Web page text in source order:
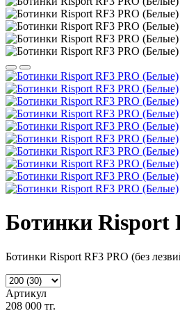
Ботинки Risport
Ботинки Risport RF3 PRO (без
Артикул
208 000 тг.